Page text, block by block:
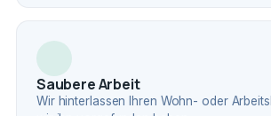
Saubere Arbeit
Wir hinterlassen Ihren Wohn- oder